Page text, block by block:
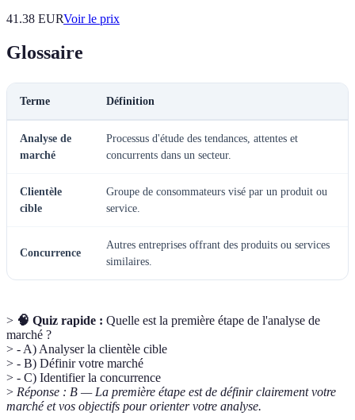
41.38 EURVoir le prix
Glossaire
Terme Définition
Analyse de
marché
Processus d'étude des tendances, attentes et
concurrents dans un secteur.
Clientèle
cible
Groupe de consommateurs visé par un produit ou
service.
Concurrence
Autres entreprises offrant des produits ou services
similaires.
> 🧠 Quiz rapide : Quelle est la première étape de l'analyse de
marché ?
> - A) Analyser la clientèle cible
> - B) Définir votre marché
> - C) Identifier la concurrence
> Réponse : B — La première étape est de définir clairement votre
marché et vos objectifs pour orienter votre analyse.